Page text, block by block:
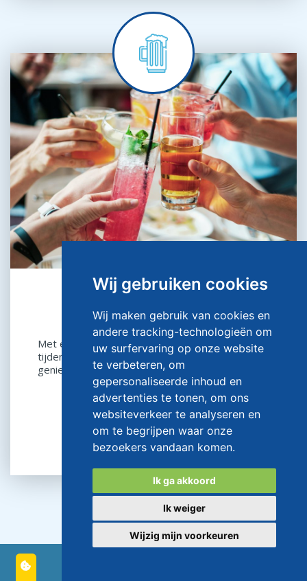
Wij gebruiken cookies
Wij maken gebruik van cookies en
andere tracking-technologieën om
uw surfervaring op onze website
te verbeteren, om
gepersonaliseerde inhoud en
advertenties te tonen, om ons
websiteverkeer te analyseren en
om te begrijpen waar onze
bezoekers vandaan komen.
Ik ga akkoord
Ik weiger
Wijzig mijn voorkeuren
All-in Drank arrangement
Met een drank arrangement kun je voor, na of
tijdens jouw uitje met jouw gezelschap heerlijk
genieten van onbeperkte drankjes!...
Direct boeken